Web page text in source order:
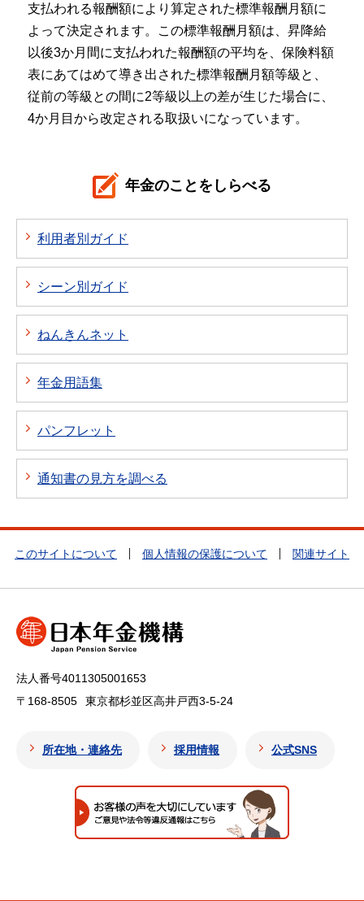
支払われる報酬額により算定された標準報酬月額に
よって決定されます。この標準報酬月額は、昇降給
以後3か月間に支払われた報酬額の平均を、保険料額
表にあてはめて導き出された標準報酬月額等級と、
従前の等級との間に2等級以上の差が生じた場合に、
4か月目から改定される取扱いになっています。
年金のことをしらべる
利用者別ガイド
シーン別ガイド
ねんきんネット
年金用語集
パンフレット
通知書の見方を調べる
このサイトについて 個人情報の保護について 関連サイト
法人番号4011305001653
〒168-8505
東京都杉並区高井戸西3-5-24
所在地・連絡先 採用情報 公式SNS